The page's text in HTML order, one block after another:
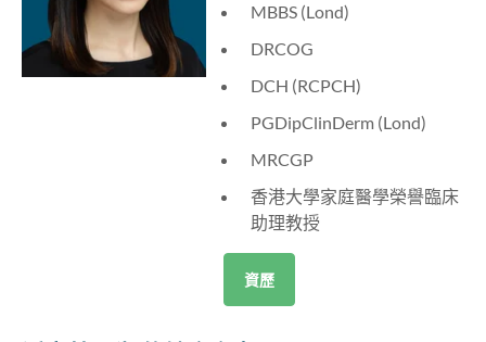
MBBS (Lond)
DRCOG
DCH (RCPCH)
PGDipClinDerm (Lond)
MRCGP
香港大學家庭醫學榮譽臨床
助理教授
資歷